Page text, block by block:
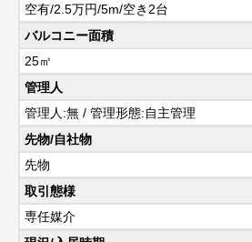
空有/2.5万円/5m/空き2台
バルコニー面積
25㎡
管理人
管理人:無 / 管理形態:自主管理
先物/自社物
先物
取引態様
専任媒介